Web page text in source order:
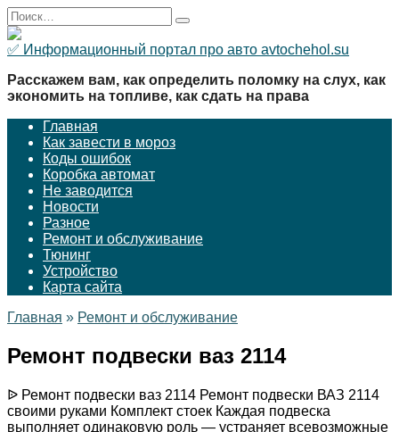
Перейти
к
содержанию
Search
for:
✅ Информационный портал про авто avtochehol.su
Расскажем вам, как определить поломку на слух, как
экономить на топливе, как сдать на права
Главная
Как завести в мороз
Коды ошибок
Коробка автомат
Не заводится
Новости
Разное
Ремонт и обслуживание
Тюнинг
Устройство
Карта сайта
Главная » Ремонт и обслуживание
Ремонт подвески ваз 2114
ᐉ Ремонт подвески ваз 2114 Ремонт подвески ВАЗ 2114
своими руками Комплект стоек Каждая подвеска
выполняет одинаковую роль — устраняет всевозможные